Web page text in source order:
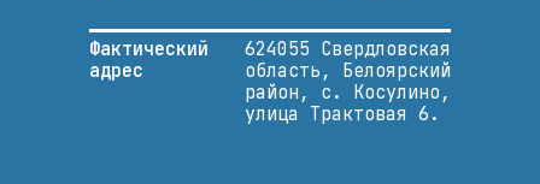
Фактический
адрес
624055 Свердловская
область, Белоярский
район, с. Косулино,
улица Трактовая 6.